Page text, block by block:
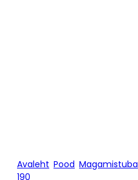
Avaleht Pood Magamistuba
190